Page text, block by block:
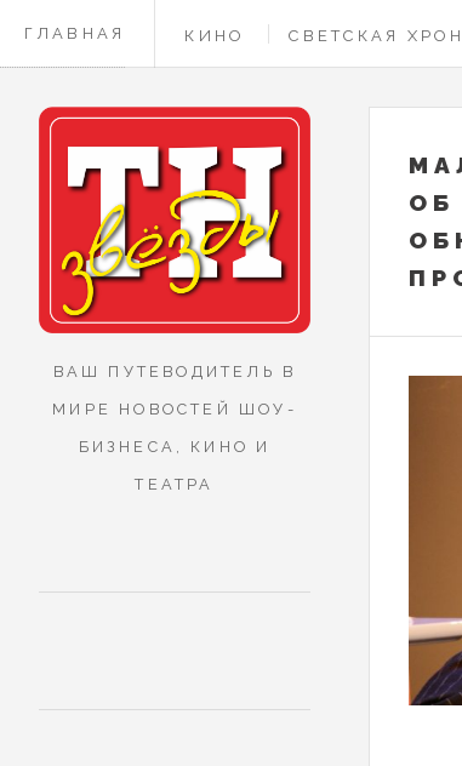
ГЛАВНАЯ КИНО СВЕТСКАЯ
КОНТАКТЫ
ОБ
ВАШ ПУТЕВОДИТЕЛЬ В
МИРЕ НОВОСТЕЙ ШОУ-
БИЗНЕСА, КИНО И
ТЕАТРА